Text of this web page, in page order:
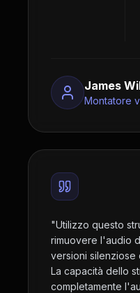
James
Montatore
"Utilizzo questo
rimuovere l'audio
versioni silenziose
La capacità dello
completamente